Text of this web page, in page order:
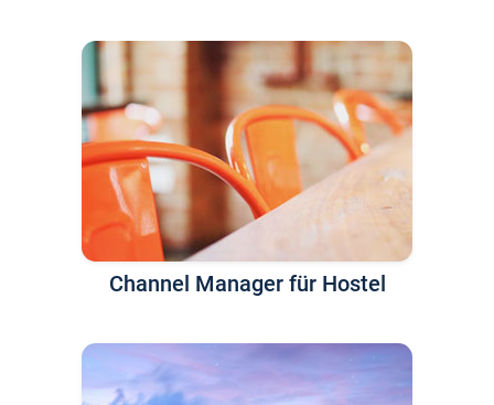
Channel Manager für Hostel